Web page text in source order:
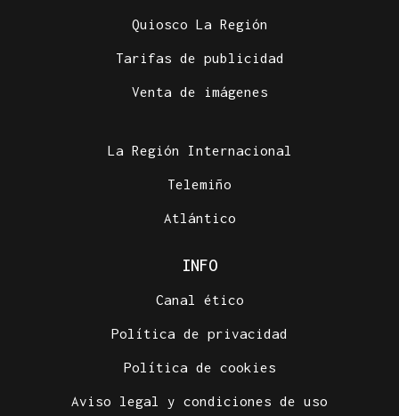
Quiosco La Región
Tarifas de publicidad
Venta de imágenes
La Región Internacional
Telemiño
Atlántico
INFO
Canal ético
Política de privacidad
Política de cookies
Aviso legal y condiciones de uso